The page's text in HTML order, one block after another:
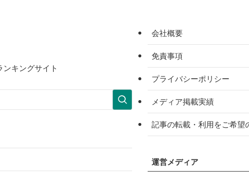
キングサイト
会社概要
免責事項
プライバシーポリシー
メディア掲載実績
記事の転載・利用をご希望
運営メディア